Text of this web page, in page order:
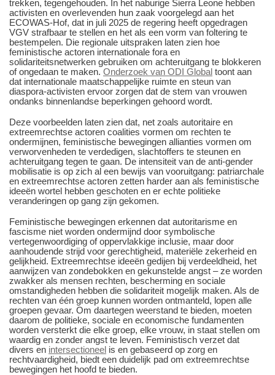
trekken, tegengehouden. In het naburige Sierra Leone hebben
activisten en overlevenden hun zaak voorgelegd aan het
ECOWAS-Hof, dat in juli 2025 de regering heeft opgedragen
VGV strafbaar te stellen en het als een vorm van foltering te
bestempelen. Die regionale uitspraken laten zien hoe
feministische actoren internationale fora en
solidariteitsnetwerken gebruiken om achteruitgang te blokkeren
of ongedaan te maken. Onderzoek van ODI Global toont aan
dat internationale maatschappelijke ruimte en steun van
diaspora-activisten ervoor zorgen dat de stem van vrouwen
ondanks binnenlandse beperkingen gehoord wordt.
Deze voorbeelden laten zien dat, net zoals autoritaire en
extreemrechtse actoren coalities vormen om rechten te
ondermijnen, feministische bewegingen allianties vormen om
verworvenheden te verdedigen, slachtoffers te steunen en
achteruitgang tegen te gaan. De intensiteit van de anti-gender
mobilisatie is op zich al een bewijs van vooruitgang: patriarchale
en extreemrechtse actoren zetten harder aan als feministische
ideeën wortel hebben geschoten en er echte politieke
veranderingen op gang zijn gekomen.
Feministische bewegingen erkennen dat autoritarisme en
fascisme niet worden ondermijnd door symbolische
vertegenwoordiging of oppervlakkige inclusie, maar door
aanhoudende strijd voor gerechtigheid, materiële zekerheid en
gelijkheid. Extreemrechtse ideeën gedijen bij verdeeldheid, het
aanwijzen van zondebokken en gekunstelde angst – ze worden
zwakker als mensen rechten, bescherming en sociale
omstandigheden hebben die solidariteit mogelijk maken. Als de
rechten van één groep kunnen worden ontmanteld, lopen alle
groepen gevaar. Om daartegen weerstand te bieden, moeten
daarom de politieke, sociale en economische fundamenten
worden versterkt die elke groep, elke vrouw, in staat stellen om
waardig en zonder angst te leven. Feministisch verzet dat
divers en intersectioneel is en gebaseerd op zorg en
rechtvaardigheid, biedt een duidelijk pad om extreemrechtse
bewegingen het hoofd te bieden.